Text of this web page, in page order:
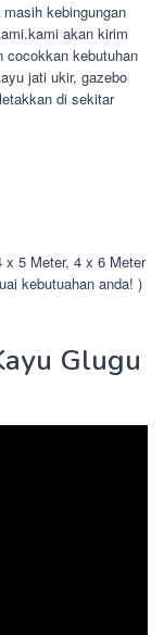
kebingungan
akan kirim
cocokkan kebutuhan
jati ukir, gazebo
di sekitar
x 5 Meter, 4 x 6 Meter
kebutuahan anda! )
Glugu